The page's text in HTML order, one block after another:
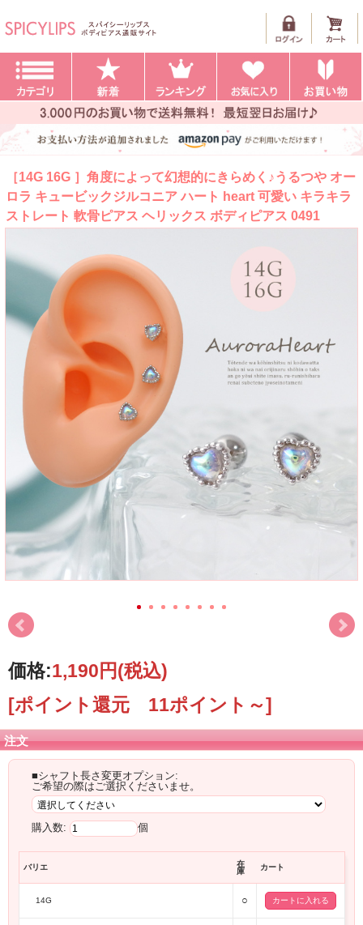
［14G 16G ］角度によって幻想的にきらめく♪うるつや オー
ロラ キュービックジルコニア ハート heart 可愛い キラキラ
ストレート 軟骨ピアス ヘリックス ボディピアス 0491
価格:1,190円(税込)
[ポイント還元 11ポイント～]
注文
■シャフト長さ変更オプション:
ご希望の際はご選択くださいませ。
購入数: 個
バリエ
在
庫
カート
14G ○